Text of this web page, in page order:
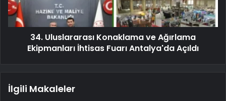
34. Uluslararası Konaklama ve Ağırlama
Ekipmanları İhtisas Fuarı Antalya'da Açıldı
İlgili Makaleler